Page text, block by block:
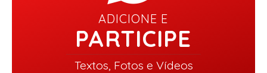
ADICIONE E
PARTICIPE
Textos, Fotos e Vídeos